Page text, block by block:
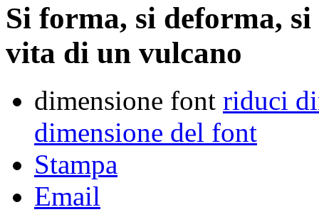
Si forma, si deforma,
vita di un vulcano
dimensione font riduci
dimensione del font
Stampa
Email